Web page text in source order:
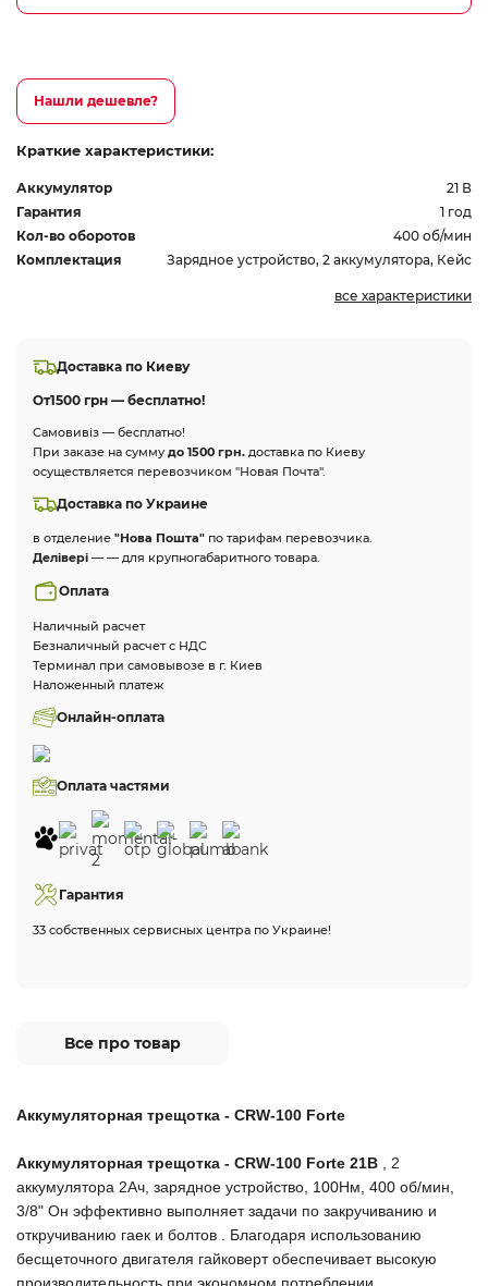
Нашли дешевле?
Краткие характеристики:
Аккумулятор
21 В
Гарантия
1 год
Кол-во оборотов
400 об/мин
Комплектация
Зарядное устройство, 2 аккумулятора, Кейс
все характеристики
Доставка по Киеву
От1500 грн — бесплатно!
Самовивіз — бесплатно!
При заказе на сумму до 1500 грн. доставка по Киеву
осуществляется перевозчиком "Новая Почта".
Доставка по Украине
в отделение "Нова Пошта" по тарифам перевозчика.
Делівері — — для крупногабаритного товара.
Оплата
Наличный расчет
Безналичный расчет с НДС
Терминал при самовывозе в г. Киев
Наложенный платеж
Онлайн-оплата
Оплата частями
Гарантия
33 собственных сервисных центра по Украине!
Все про товар
Аккумуляторная трещотка - CRW-100 Forte
Аккумуляторная трещотка - CRW-100 Forte 21В , 2
аккумулятора 2Ач, зарядное устройство, 100Нм, 400 об/мин,
3/8" Он эффективно выполняет задачи по закручиванию и
откручиванию гаек и болтов Благодаря использованию
бесщеточного двигателя гайковерт обеспечивает высокую